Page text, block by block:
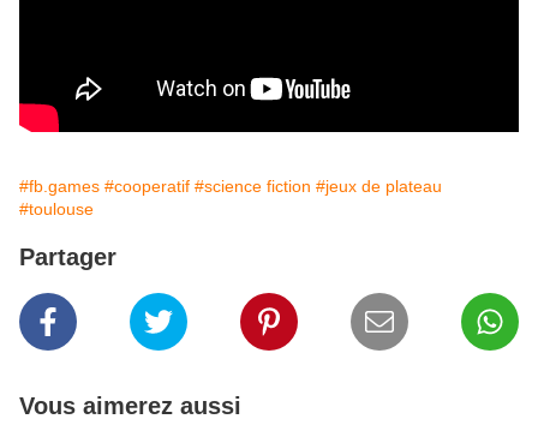
#fb.games #cooperatif #science fiction #jeux de plateau
#toulouse
Partager
Vous aimerez aussi